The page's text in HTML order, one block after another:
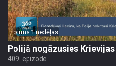
pirms 1 nedēļas
Polijā nogāzusies
409. epizode